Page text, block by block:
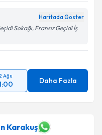
Haritada Göster
Sokağı, Fransız Geçidi İş
Ağu
Daha Fazla
Karakuş